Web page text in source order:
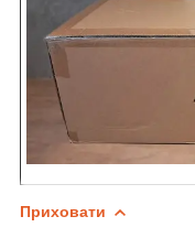
Приховати